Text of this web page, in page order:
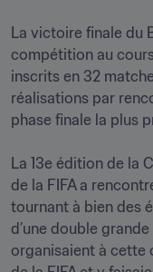
La victoire finale du
compétition au
inscrits en 32
réalisations par
phase finale la plus
La 13e édition de la
de la FIFA a
tournant à bien des
d’une double
organisaient à cette